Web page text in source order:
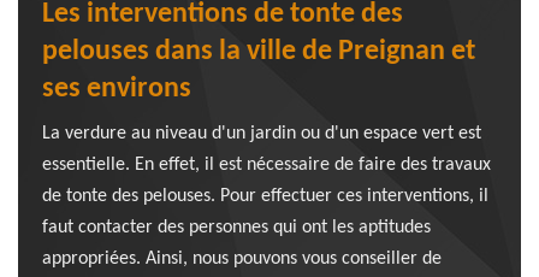
Les interventions de tonte des
pelouses dans la ville de Preignan et
ses environs
La verdure au niveau d'un jardin ou d'un espace vert est
essentielle. En effet, il est nécessaire de faire des travaux
de tonte des pelouses. Pour effectuer ces interventions, il
faut contacter des personnes qui ont les aptitudes
appropriées. Ainsi, nous pouvons vous conseiller de